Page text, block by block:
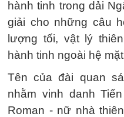
hành tinh trong dải
giải cho những câu
lượng tối, vật lý
hành tinh ngoài hệ
Tên của đài quan
nhằm vinh danh
Roman - nữ nhà